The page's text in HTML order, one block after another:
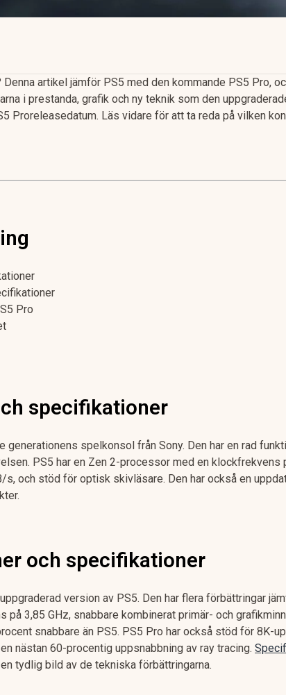
artikel jämför PS5 med den kommande PS5 Pro,
i prestanda, grafik och ny teknik som den
Proreleasedatum. Läs vidare för att ta reda på vilken
Pro
specifikationer
generationens spelkonsol från Sony. Den har en rad
PS5 har en Zen 2-processor med en klockfrekvens
s, och stöd för optisk skivläsare. Den har också en
och specifikationer
version av PS5. Den har flera förbättringar
på 3,85 GHz, snabbare kombinerat primär- och
snabbare än PS5. PS5 Pro har också stöd för 8K-
nästan 60-procentig uppsnabbning av ray tracing.
tydlig bild av de tekniska förbättringarna.